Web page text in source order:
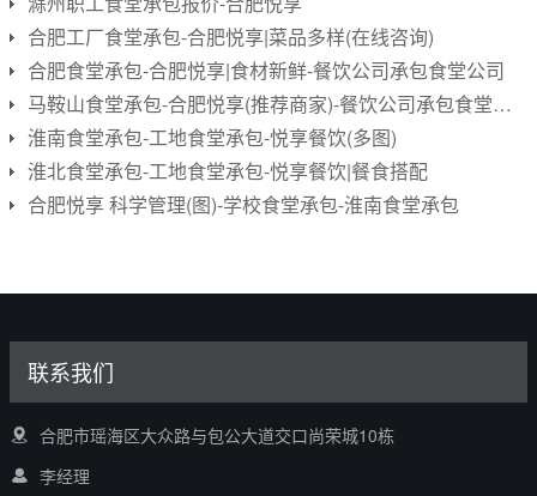
合肥工厂食堂承包-合肥悦享|菜品多样(在线咨询)
合肥食堂承包-合肥悦享|食材新鲜-餐饮公司承包食堂公司
马鞍山食堂承包-合肥悦享(推荐商家)-餐饮公司承包食堂公司
淮南食堂承包-工地食堂承包-悦享餐饮(多图)
淮北食堂承包-工地食堂承包-悦享餐饮|餐食搭配
合肥悦享 科学管理(图)-学校食堂承包-淮南食堂承包
联系我们
合肥市瑶海区大众路与包公大道交口尚荣城10栋
李经理